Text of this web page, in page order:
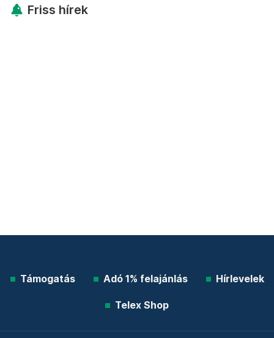
Friss hírek
Támogatás Adó 1% felajánlás Hírlevelek
Telex Shop